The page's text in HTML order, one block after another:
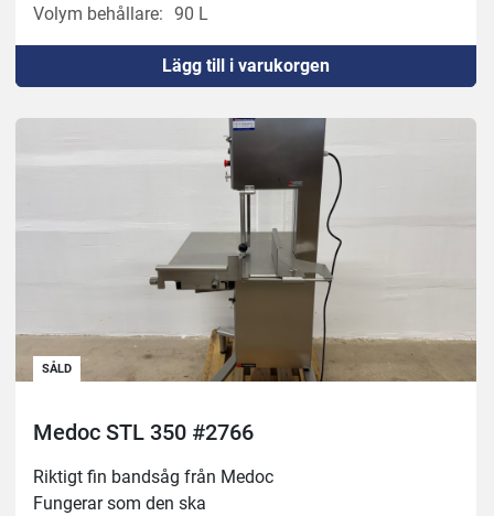
Volym behållare: 90 L
Kapacitet 1050 kg/tim
Kvarnhus: 98mm, Unger 5 system
Effekt: 3 fas 400 volt  32 amp
Blandare: 1,5 hk 1,1 kw
Lägg till i varukorgen
SÅLD
Medoc STL 350 #2766
Riktigt fin bandsåg från Medoc
Fungerar som den ska